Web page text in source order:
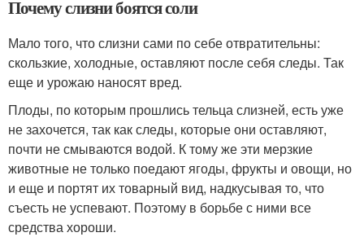
Почему слизни боятся соли
Мало того, что слизни сами по себе отвратительны:
скользкие, холодные, оставляют после себя следы. Так
еще и урожаю наносят вред.
Плоды, по которым прошлись тельца слизней, есть уже
не захочется, так как следы, которые они оставляют,
почти не смываются водой. К тому же эти мерзкие
животные не только поедают ягоды, фрукты и овощи, но
и еще и портят их товарный вид, надкусывая то, что
съесть не успевают. Поэтому в борьбе с ними все
средства хороши.